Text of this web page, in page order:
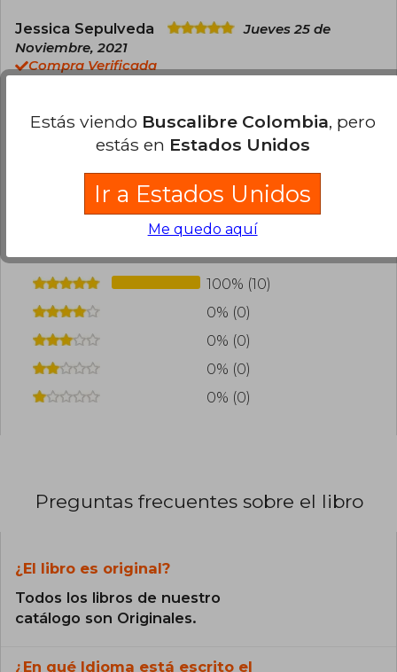
Jessica Sepulveda
Jueves 25 de
Noviembre, 2021
Compra Verificada
Esta opinión es útil 0 No es útil
Cargar más opiniones del libro
¿Leíste este libro? Inicia sesiónpara poder
agregar tu propia evaluación.
100% (10)
0% (0)
0% (0)
0% (0)
0% (0)
Preguntas frecuentes sobre el libro
¿El libro es original?
Todos los libros de nuestro
catálogo son Originales.
¿En qué Idioma está escrito el
Estás viendo Buscalibre Colombia, pero
estás en Estados Unidos
Ir a Estados Unidos
Me quedo aquí